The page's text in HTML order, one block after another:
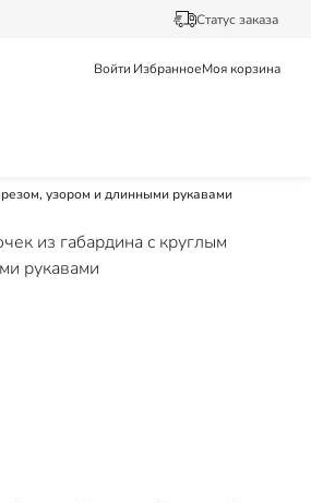
Статус заказа
Войти ИзбранноеМоя корзина
узором и длинными рукавами
из габардина с круглым
рукавами